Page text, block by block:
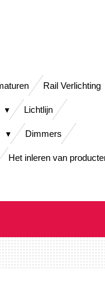
Rail Verlichting
Lichtlijn
Dimmers
Het inleren van